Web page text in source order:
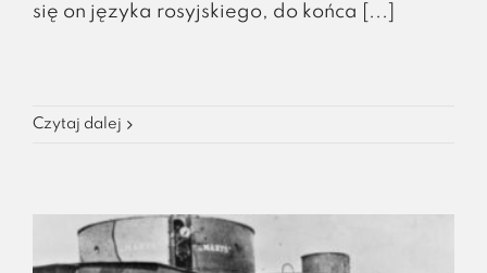
się on języka rosyjskiego, do końca [...]
Czytaj dalej